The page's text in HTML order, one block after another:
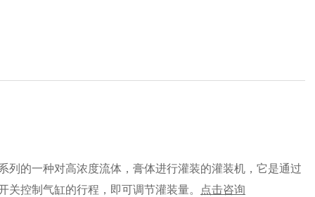
列的一种对高浓度流体，膏体进行灌装的灌装机，它是通过
控制气缸的行程，即可调节灌装量。
点击咨询